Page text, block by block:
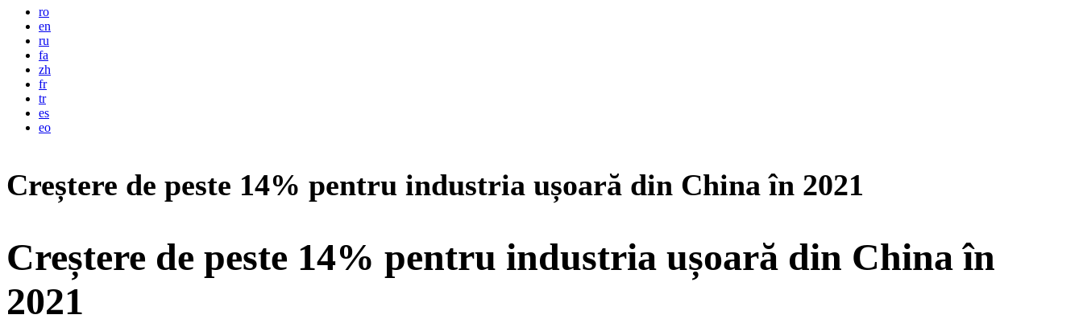
ro
en
ru
fa
zh
fr
tr
es
eo
Creștere de peste 14% pentru industria ușoară din China în 2021
Creștere de peste 14% pentru industria ușoară din China în
2021